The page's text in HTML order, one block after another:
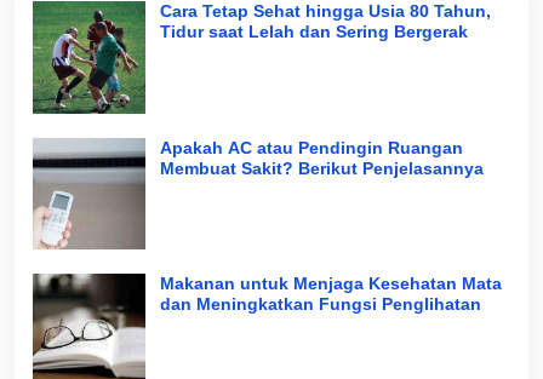
Cara Tetap Sehat hingga Usia 80 Tahun,
Tidur saat Lelah dan Sering Bergerak
Apakah AC atau Pendingin Ruangan
Membuat Sakit? Berikut Penjelasannya
Makanan untuk Menjaga Kesehatan Mata
dan Meningkatkan Fungsi Penglihatan